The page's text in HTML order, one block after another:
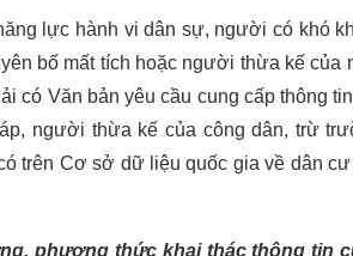
lực hành vi dân sự, người có khó
bố mất tích hoặc người thừa kế của
có Văn bản yêu cầu cung cấp thông
người thừa kế của công dân, trừ
trên Cơ sở dữ liệu quốc gia về dân
phương thức khai thác thông tin